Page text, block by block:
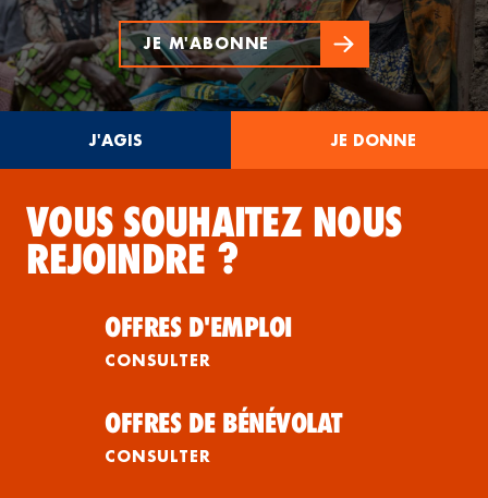
JE M'ABONNE
J'AGIS JE DONNE
VOUS SOUHAITEZ NOUS
REJOINDRE ?
OFFRES D'EMPLOI
CONSULTER
OFFRES DE BÉNÉVOLAT
CONSULTER